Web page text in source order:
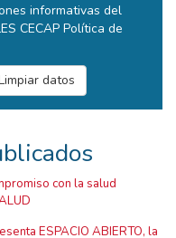
informativas del
CECAP Política de
con la salud
ESPACIO ABIERTO, la